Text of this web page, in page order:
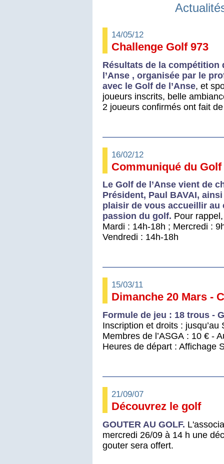
14/05/12
Challenge Golf 973
Résultats de la compétition
l’Anse , organisée par le
avec le Golf de l’Anse, et
joueurs inscrits, belle
2 joueurs confirmés ont fait
16/02/12
Communiqué du
Le Golf de l’Anse vient de
Président, Paul BAVAI,
plaisir de vous accueillir
passion du golf. Pour
Mardi : 14h-18h ; Mercredi :
Vendredi : 14h-18h
15/03/11
Dimanche 20 Mars -
Formule de jeu : 18 trous -
Inscription et droits :
Membres de l’ASGA : 10 € -
Heures de départ : Affichage
21/09/07
Découvrez le golf
GOUTER AU GOLF.
mercredi 26/09 à 14 h une
gouter sera offert.